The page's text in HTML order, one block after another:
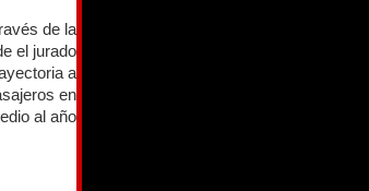
de la
el jurado
a
en
al año